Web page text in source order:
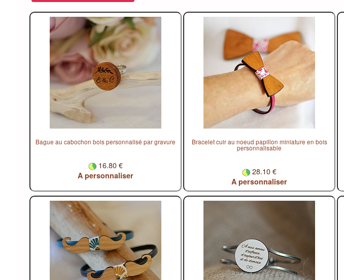
Bague au cabochon bois personnalisé par gravure
16.80 €
A personnaliser
Bracelet cuir au noeud papillon miniature en bois
personnalisable
28.10 €
A personnaliser